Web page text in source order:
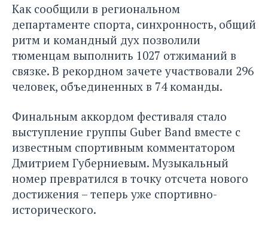
Как сообщили в региональном
департаменте спорта, синхронность, общий
ритм и командный дух позволили
тюменцам выполнить 1027 отжиманий в
связке. В рекордном зачете участвовали 296
человек, объединенных в 74 команды.
Финальным аккордом фестиваля стало
выступление группы Guber Band вместе с
известным спортивным комментатором
Дмитрием Губерниевым. Музыкальный
номер превратился в точку отсчета нового
достижения – теперь уже спортивно-
исторического.